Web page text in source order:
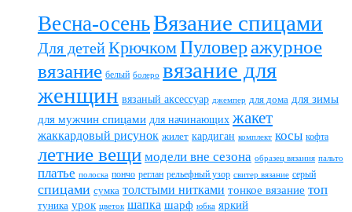
Весна-осеньВязание спицами
Для детейКрючкомПуловер ажурное
вязание белый болеро вязание для
женщин вязаный аксессуар джемпер для дома для зимы
для мужчин спицами для начинающих жакет
жаккардовый рисунок жилет кардиган комплект косы кофта
летние вещи модели вне сезона образец вязания пальто
платье полоска пончо реглан рельефный узор свитер вязание серый
спицами сумка толстыми нитками тонкое вязание топ
туника урок цветок шапка шарф юбка яркий